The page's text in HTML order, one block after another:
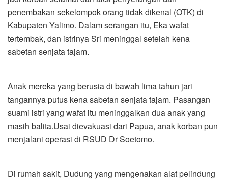
penembakan sekelompok orang tidak dikenal (OTK) di
Kabupaten Yalimo. Dalam serangan itu, Eka wafat
tertembak, dan istrinya Sri meninggal setelah kena
sabetan senjata tajam.
Anak mereka yang berusia di bawah lima tahun jari
tangannya putus kena sabetan senjata tajam. Pasangan
suami istri yang wafat itu meninggalkan dua anak yang
masih balita.Usai dievakuasi dari Papua, anak korban pun
menjalani operasi di RSUD Dr Soetomo.
Di rumah sakit, Dudung yang mengenakan alat pelindung